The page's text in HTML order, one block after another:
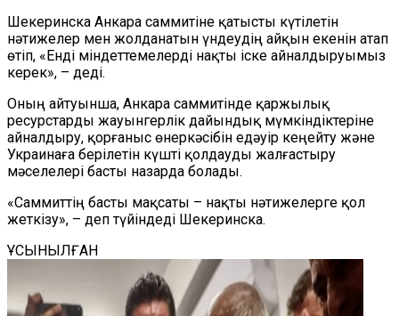
Шекеринска Анкара саммитіне қатысты күтілетін
нәтижелер мен жолданатын үндеудің айқын екенін атап
өтіп, «Енді міндеттемелерді нақты іске айналдыруымыз
керек», – деді.
Оның айтуынша, Анкара саммитінде қаржылық
ресурстарды жауынгерлік дайындық мүмкіндіктеріне
айналдыру, қорғаныс өнеркәсібін едәуір кеңейту және
Украинаға берілетін күшті қолдауды жалғастыру
мәселелері басты назарда болады.
«Саммиттің басты мақсаты – нақты нәтижелерге қол
жеткізу», – деп түйіндеді Шекеринска.
ҰСЫНЫЛҒАН